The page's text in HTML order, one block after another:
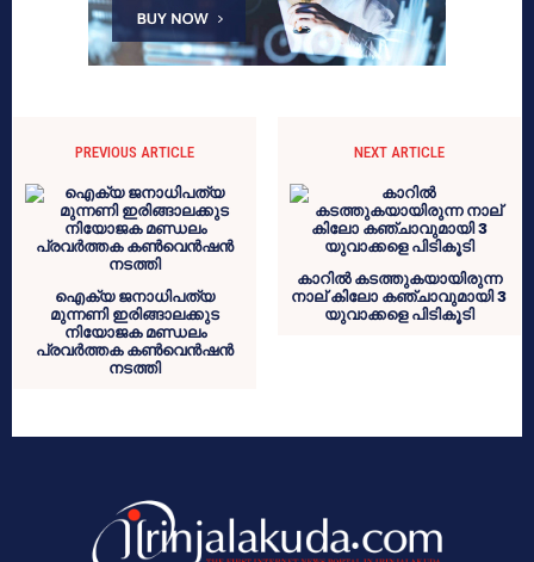
PREVIOUS ARTICLE
ഐക്യ ജനാധിപത്യ
മുന്നണി ഇരിങ്ങാലക്കുട
നിയോജക മണ്ഡലം
പ്രവർത്തക കൺവെൻഷൻ
നടത്തി
NEXT ARTICLE
കാറില്‍ കടത്തുകയായിരുന്ന
നാല് കിലോ കഞ്ചാവുമായി 3
യുവാക്കളെ പിടികൂടി